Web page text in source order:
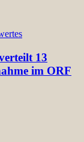
13
im ORF